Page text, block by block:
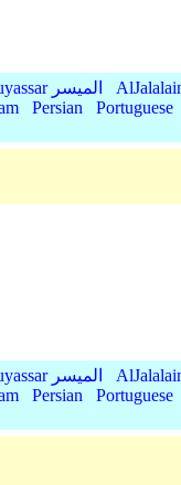
AlMuyassar الميسر
Persian Portuguese
AlMuyassar الميسر
Persian Portuguese